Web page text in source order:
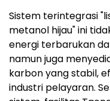
Sistem terintegrasi
metanol hijau" ini
energi terbarukan
namun juga
karbon yang stabil,
industri pelayaran.